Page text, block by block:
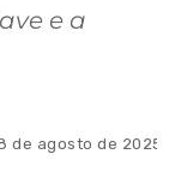
e a
de agosto de 2025